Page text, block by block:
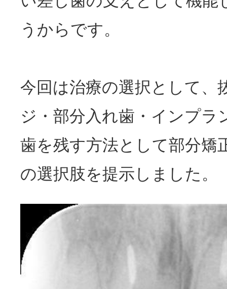
うからです。
今回は治療の選択として、
ジ・部分入れ歯・インプラ
歯を残す方法として部分矯
の選択肢を提示しました。